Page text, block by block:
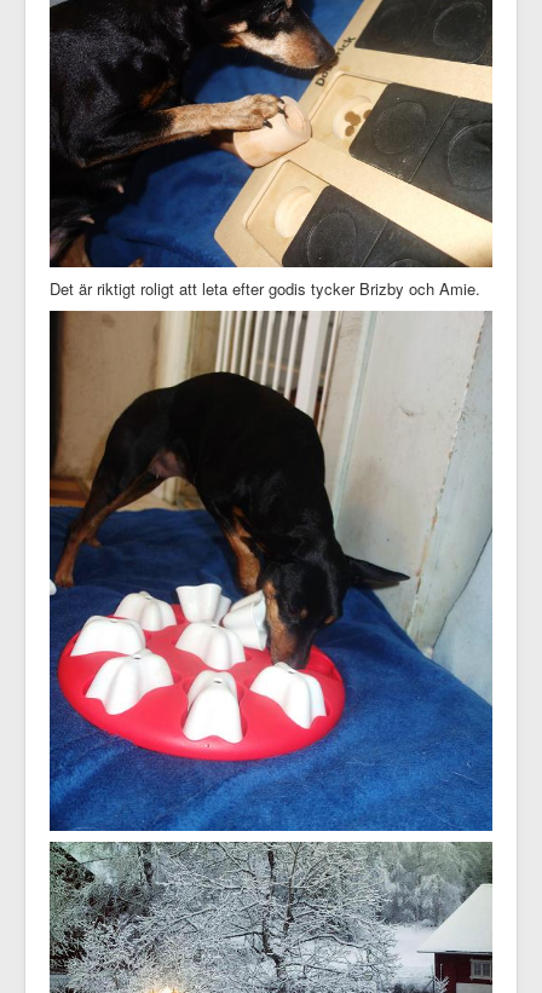
Det är riktigt roligt att leta efter godis tycker Brizby och Amie.